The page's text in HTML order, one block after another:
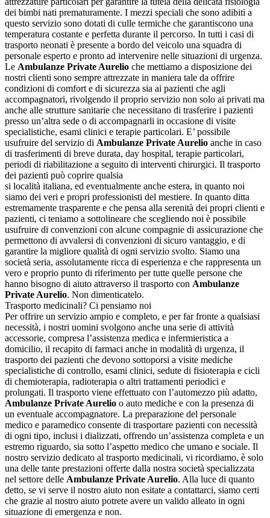
dei bimbi nati prematuramente. I mezzi speciali che sono adibiti a
questo servizio sono dotati di culle termiche che garantiscono una
temperatura costante e perfetta durante il percorso. In tutti i casi di
trasporto neonati è presente a bordo del veicolo una squadra di
personale esperto e pronto ad intervenire nelle situazioni di urgenza.
Le Ambulanze Private Aurelio che mettiamo a disposizione dei
nostri clienti sono sempre attrezzate in maniera tale da offrire
condizioni di comfort e di sicurezza sia ai pazienti che agli
accompagnatori, rivolgendo il proprio servizio non solo ai privati ma
anche alle strutture sanitarie che necessitano di trasferire i pazienti
presso un’altra sede o di accompagnarli in occasione di visite
specialistiche, esami clinici e terapie particolari. E’ possibile
usufruire del servizio di Ambulanze Private Aurelio anche in caso
di trasferimenti di breve durata, day hospital, terapie particolari,
periodi di riabilitazione a seguito di interventi chirurgici. Il trasporto
dei pazienti può coprire qualsia
si località italiana, ed eventualmente anche estera, in quanto noi
siamo dei veri e propri professionisti del mestiere. In quanto ditta
estremamente trasparente e che pensa alla serenità dei propri clienti e
pazienti, ci teniamo a sottolineare che scegliendo noi è possibile
usufruire di convenzioni con alcune compagnie di assicurazione che
permettono di avvalersi di convenzioni di sicuro vantaggio, e di
garantire la migliore qualità di ogni servizio svolto. Siamo una
società seria, assolutamente ricca di esperienza e che rappresenta un
vero e proprio punto di riferimento per tutte quelle persone che
hanno bisogno di aiuto attraverso il trasporto con Ambulanze
Private Aurelio. Non dimenticatelo.
Trasporto medicinali? Ci pensiamo noi
Per offrire un servizio ampio e completo, e per far fronte a qualsiasi
necessità, i nostri uomini svolgono anche una serie di attività
accessorie, compresa l’assistenza medica e infermieristica a
domicilio, il recapito di farmaci anche in modalità di urgenza, il
trasporto dei pazienti che devono sottoporsi a visite mediche
specialistiche di controllo, esami clinici, sedute di fisioterapia e cicli
di chemioterapia, radioterapia o altri trattamenti periodici e
prolungati. Il trasporto viene effettuato con l’automezzo più adatto,
Ambulanze Private Aurelio o auto mediche e con la presenza di
un eventuale accompagnatore. La preparazione del personale
medico e paramedico consente di trasportare pazienti con necessità
di ogni tipo, inclusi i dializzati, offrendo un’assistenza completa e un
estremo riguardo, sia sotto l’aspetto medico che umano e sociale. Il
nostro servizio dedicato al trasporto medicinali, vi ricordiamo, è solo
una delle tante prestazioni offerte dalla nostra società specializzata
nel settore delle Ambulanze Private Aurelio. Alla luce di quanto
detto, se vi serve il nostro aiuto non esitate a contattarci, siamo certi
che grazie al nostro aiuto potrete avere un valido alleato in ogni
situazione di emergenza e non.